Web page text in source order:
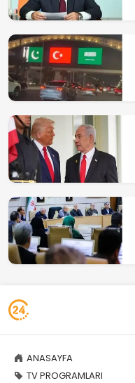
ANASAYFA
TV PROGRAMLARI